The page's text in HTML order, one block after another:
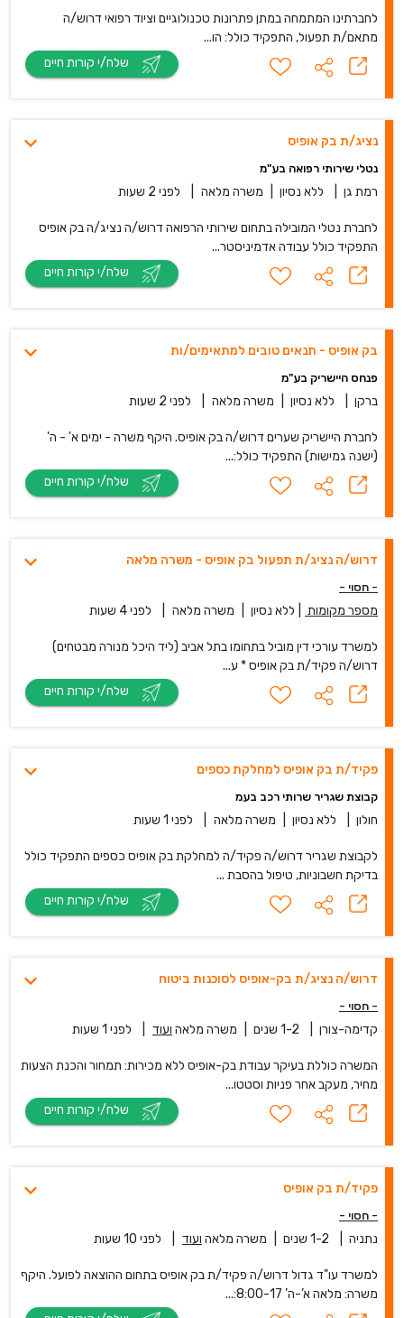
לחברתינו המתמחה במתן פתרונות טכנולוגיים וציוד רפואי דרוש/ה
מתאם/ת תפעול, התפקיד כולל: הו...
נציג/ת בק אופיס
נטלי שירותי רפואה בע"מ
רמת גן ללא נסיון משרה מלאה לפני 2 שעות
לחברת נטלי המובילה בתחום שירותי הרפואה דרוש/ה נציג/ה בק אופיס
התפקיד כולל עבודה אדמיניסטר...
בק אופיס - תנאים טובים למתאימים/ות
פנחס היישריק בע"מ
ברקן ללא נסיון משרה מלאה לפני 2 שעות
לחברת היישריק שערים דרוש/ה בק אופיס. היקף משרה - ימים א' - ה'
(ישנה גמישות) התפקיד כולל:...
דרוש/ה נציג/ת תפעול בק אופיס - משרה מלאה
- חסוי -
מספר מקומות ללא נסיון משרה מלאה לפני 4 שעות
למשרד עורכי דין מוביל בתחומו בתל אביב (ליד היכל מנורה מבטחים)
דרוש/ה פקיד/ת בק אופיס * ע...
פקיד/ת בק אופיס למחלקת כספים
קבוצת שגריר שרותי רכב בעמ
חולון ללא נסיון משרה מלאה לפני 1 שעות
לקבוצת שגריר דרוש/ה פקיד/ה למחלקת בק אופיס כספים התפקיד כולל
בדיקת חשבוניות, טיפול בהסבת ...
דרוש/ה נציג/ת בק-אופיס לסוכנות ביטוח
- חסוי -
קדימה-צורן 1-2 שנים משרה מלאה ועוד לפני 1 שעות
המשרה כוללת בעיקר עבודת בק-אופיס ללא מכירות: תמחור והכנת הצעות
מחיר, מעקב אחר פניות וסטטו...
פקיד/ת בק אופיס
- חסוי -
נתניה 1-2 שנים משרה מלאה ועוד לפני 10 שעות
למשרד עו"ד גדול דרוש/ה פקיד/ת בק אופיס בתחום ההוצאה לפועל. היקף
משרה: מלאה א’-ה’ 8:00-17:...